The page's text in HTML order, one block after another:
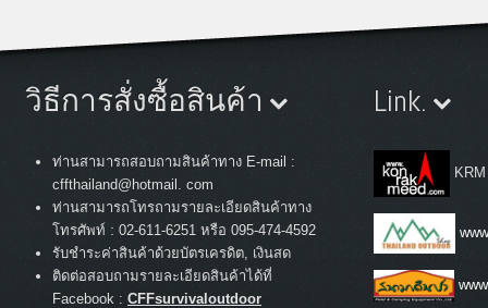
วิธีการสั่งซื้อสินค้า
ท่านสามารถสอบถามสินค้าทาง E-mail :
cffthailand@hotmail. com
ท่านสามารถโทรถามรายละเอียดสินค้าทาง
โทรศัพท์ : 02-611-6251 หรือ 095-474-4592
รับชำระค่าสินค้าด้วยบัตรเครดิต, เงินสด
ติดต่อสอบถามรายละเอียดสินค้าได้ที่
Facebook : CFFsurvivaloutdoor
Link.
KRM